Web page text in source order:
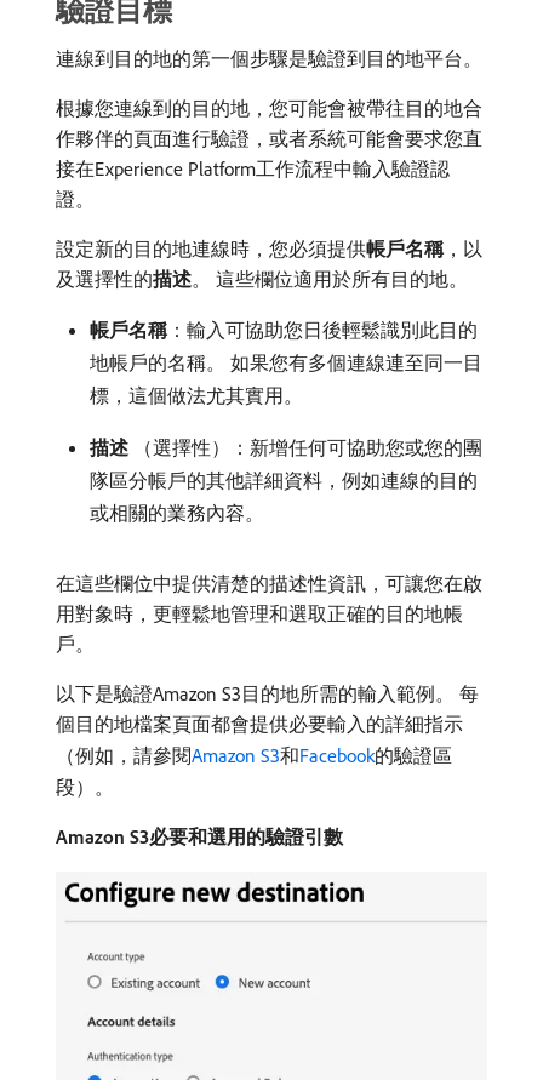
驗證目標
連線到目的地的第一個步驟是驗證到目的地平台。
根據您連線到的目的地，您可能會被帶往目的地合
作夥伴的頁面進行驗證，或者系統可能會要求您直
接在Experience Platform工作流程中輸入驗證認
證。
設定新的目的地連線時，您必須提供​帳戶名稱，以
及選擇性的​描述。 這些欄位適用於所有目的地。
帳戶名稱：輸入可協助您日後輕鬆識別此目的
地帳戶的名稱。 如果您有多個連線連至同一目
標，這個做法尤其實用。
描述 （選擇性）：新增任何可協助您或您的團
隊區分帳戶的其他詳細資料，例如連線的目的
或相關的業務內容。
在這些欄位中提供清楚的描述性資訊，可讓您在啟
用對象時，更輕鬆地管理和選取正確的目的地帳
戶。
以下是驗證Amazon S3目的地所需的輸入範例。 每
個目的地檔案頁面都會提供必要輸入的詳細指示
（例如，請參閱Amazon S3和Facebook的驗證區
段）。
Amazon S3必要和選用的驗證引數